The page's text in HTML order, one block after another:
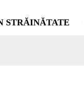
STRĂINĂTATE